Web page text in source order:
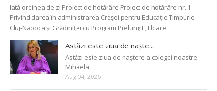
Iată ordinea de zi Proiect de hotărâre Proiect de hotărâre nr. 1
Privind darea în administrarea Creșei pentru Educație Timpurie
Cluj-Napoca și Grădiniței cu Program Prelungit „Floare
Astăzi este ziua de naște...
Astăzi este ziua de naștere a colegei noastre
Mihaela
Aug 04, 2026